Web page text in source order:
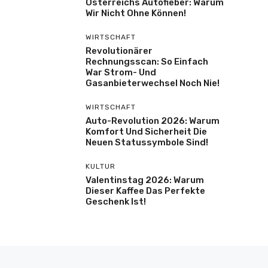
Österreichs Autofieber: Warum
Wir Nicht Ohne Können!
WIRTSCHAFT
Revolutionärer
Rechnungsscan: So Einfach
War Strom- Und
Gasanbieterwechsel Noch Nie!
WIRTSCHAFT
Auto-Revolution 2026: Warum
Komfort Und Sicherheit Die
Neuen Statussymbole Sind!
KULTUR
Valentinstag 2026: Warum
Dieser Kaffee Das Perfekte
Geschenk Ist!